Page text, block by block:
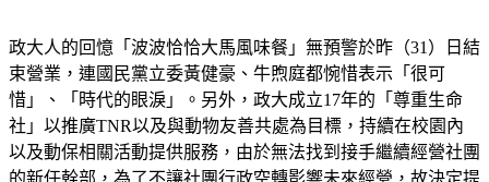
政大人的回憶「波波恰恰大馬風味餐」無預警於昨（31）日結
束營業，連國民黨立委黃健豪、牛煦庭都惋惜表示「很可
惜」、「時代的眼淚」。另外，政大成立17年的「尊重生命
社」以推廣TNR以及與動物友善共處為目標，持續在校園內
以及動保相關活動提供服務，由於無法找到接手繼續經營社團